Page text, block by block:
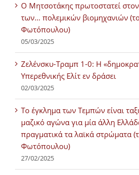
Ο Μητσοτάκης πρωτοστατεί
των… πολεμικών βιομηχανιών
Φωτόπουλου)
05/03/2025
Ζελένσκυ-Τραμπ 1-0: Η
Υπερεθνικής Ελίτ εν δράσει
02/03/2025
Tο έγκλημα των Τεμπών είναι
μαζικό αγώνα για μία άλλη
πραγματικά τα λαϊκά στρώματα
Φωτόπουλου)
27/02/2025